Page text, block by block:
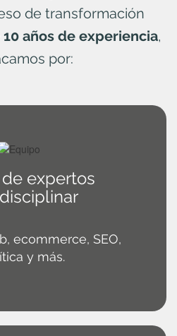
de transformación
10 años de experiencia,
por:
expertos
ecommerce, SEO,
y más.